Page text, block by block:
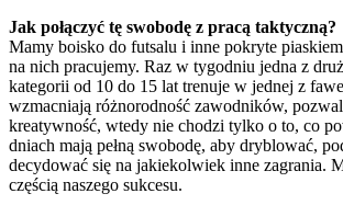
Jak połączyć tę swobodę z pracą taktyczną?
Mamy boisko do futsalu i inne pokryte piaskiem
na nich pracujemy. Raz w tygodniu jedna z
kategorii od 10 do 15 lat trenuje w jednej z
wzmacniają różnorodność zawodników,
kreatywność, wtedy nie chodzi tylko o to, co
dniach mają pełną swobodę, aby dryblować,
decydować się na jakiekolwiek inne zagrania.
częścią naszego sukcesu.